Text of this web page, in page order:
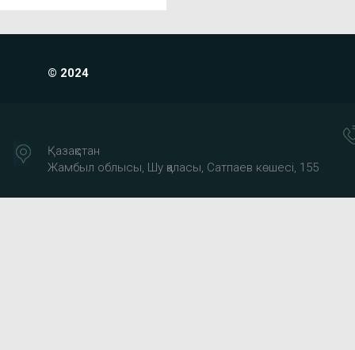
© 2024
Қазақстан
Жамбыл облысы, Шу қаласы, Сатпаев көшесі, 155